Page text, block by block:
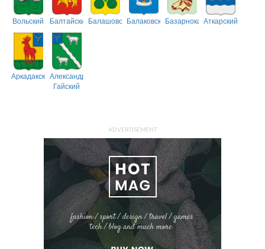
Вольский БалтайскийБалашовскийБалаковскийБазарнокарабулакский
Аткарский
АркадакскийАлександрово-
Гайский
ADVERTISEMENT